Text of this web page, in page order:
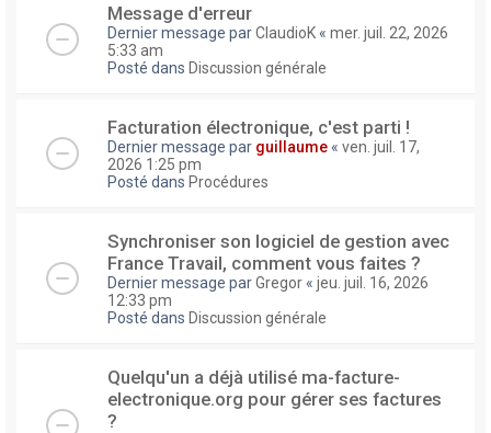
Message d'erreur
Dernier message parClaudioK « mer. juil. 22, 2026
5:33 am
Posté dans Discussion générale
Facturation électronique, c'est parti !
Dernier message par guillaume « ven. juil. 17,
2026 1:25 pm
Posté dans Procédures
Synchroniser son logiciel de gestion avec
France Travail, comment vous faites ?
Dernier message parGregor « jeu. juil. 16, 2026
12:33 pm
Posté dans Discussion générale
Quelqu'un a déjà utilisé ma-facture-
electronique.org pour gérer ses factures
?